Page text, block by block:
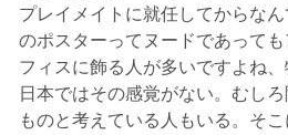
プレイメイトに就任してからな
のポスターってヌードであって
フィスに飾る人が多いですよね、
日本ではその感覚がない。むし
ものと考えている人もいる。そ